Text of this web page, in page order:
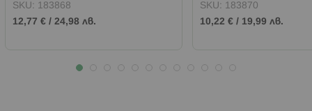
SKU: 183868
12,77 € / 24,98 лв.
SKU: 183870
10,22 € / 19,99 лв.